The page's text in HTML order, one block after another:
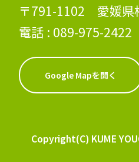
〒791-1102 愛媛県
電話 : 089-975-2422
Google Mapを開く
Copyright(C) KUME